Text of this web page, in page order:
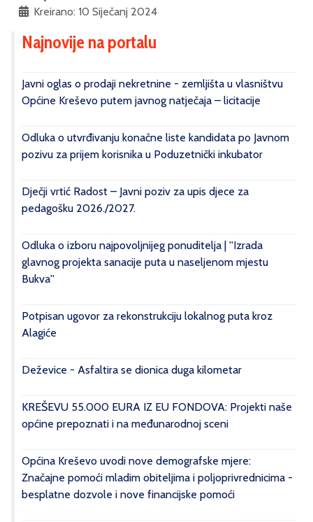
Kreirano: 10 Siječanj 2024
Najnovije na portalu
Javni oglas o prodaji nekretnine - zemljišta u vlasništvu
Općine Kreševo putem javnog natječaja – licitacije
Odluka o utvrđivanju konačne liste kandidata po Javnom
pozivu za prijem korisnika u Poduzetnički inkubator
Dječji vrtić Radost – Javni poziv za upis djece za
pedagošku 2026./2027.
Odluka o izboru najpovoljnijeg ponuditelja | ''Izrada
glavnog projekta sanacije puta u naseljenom mjestu
Bukva''
Potpisan ugovor za rekonstrukciju lokalnog puta kroz
Alagiće
Deževice - Asfaltira se dionica duga kilometar
KREŠEVU 55.000 EURA IZ EU FONDOVA: Projekti naše
općine prepoznati i na međunarodnoj sceni
Općina Kreševo uvodi nove demografske mjere:
Značajne pomoći mladim obiteljima i poljoprivrednicima -
besplatne dozvole i nove financijske pomoći